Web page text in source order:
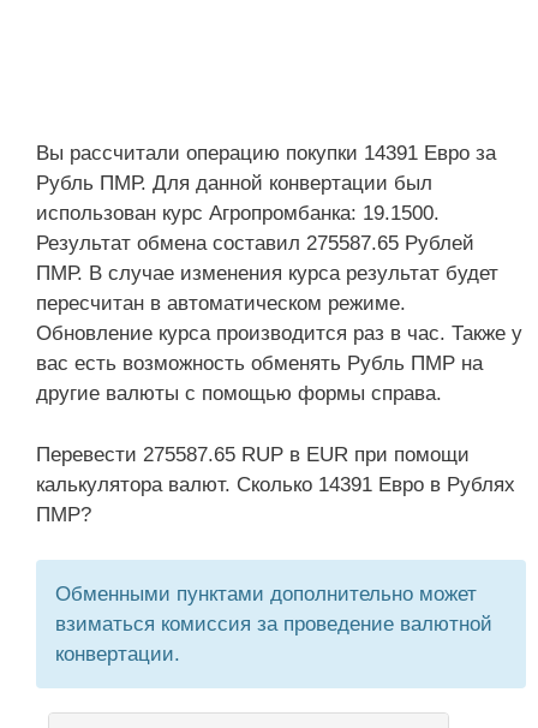
Вы рассчитали операцию покупки 14391 Евро за
Рубль ПМР. Для данной конвертации был
использован курс Агропромбанка: 19.1500.
Результат обмена составил 275587.65 Рублей
ПМР. В случае изменения курса результат будет
пересчитан в автоматическом режиме.
Обновление курса производится раз в час. Также у
вас есть возможность обменять Рубль ПМР на
другие валюты с помощью формы справа.
Перевести 275587.65 RUP в EUR при помощи
калькулятора валют. Сколько 14391 Евро в Рублях
ПМР?
Обменными пунктами дополнительно может
взиматься комиссия за проведение валютной
конвертации.